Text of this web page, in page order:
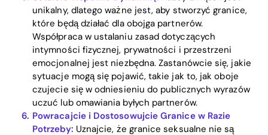
unikalny, dlatego ważne jest, aby stworzyć granice,
które będą działać dla obojga partnerów.
Współpraca w ustalaniu zasad dotyczących
intymności fizycznej, prywatności i przestrzeni
emocjonalnej jest niezbędna. Zastanówcie się, jakie
sytuacje mogą się pojawić, takie jak to, jak oboje
czujecie się w odniesieniu do publicznych wyrazów
uczuć lub omawiania byłych partnerów.
Powracajcie i Dostosowujcie Granice w Razie
Potrzeby: Uznajcie, że granice seksualne nie są